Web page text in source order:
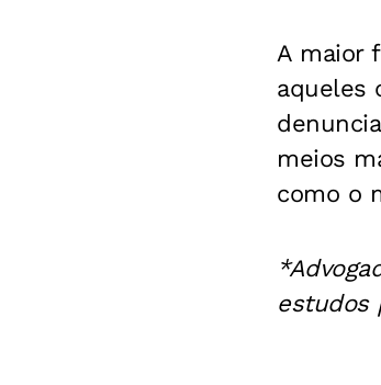
A maior
aqueles
meios
como o
*
estudos